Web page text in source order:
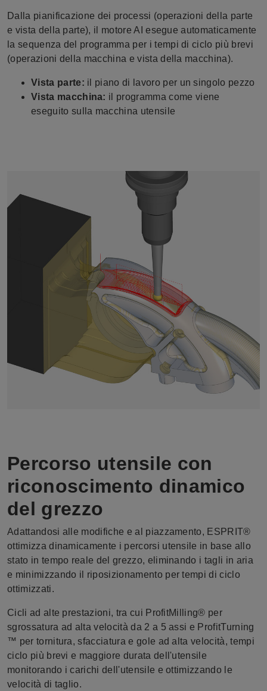
Dalla pianificazione dei processi (operazioni della parte
e vista della parte), il motore AI esegue automaticamente
la sequenza del programma per i tempi di ciclo più brevi
(operazioni della macchina e vista della macchina).
Vista parte: il piano di lavoro per un singolo pezzo
Vista macchina: il programma come viene
eseguito sulla macchina utensile
Percorso utensile con
riconoscimento dinamico
del grezzo
Adattandosi alle modifiche e al piazzamento, ESPRIT®
ottimizza dinamicamente i percorsi utensile in base allo
stato in tempo reale del grezzo, eliminando i tagli in aria
e minimizzando il riposizionamento per tempi di ciclo
ottimizzati.
Cicli ad alte prestazioni, tra cui ProfitMilling® per
sgrossatura ad alta velocità da 2 a 5 assi e ProfitTurning
™ per tornitura, sfacciatura e gole ad alta velocità, tempi
ciclo più brevi e maggiore durata dell'utensile
monitorando i carichi dell'utensile e ottimizzando le
velocità di taglio.